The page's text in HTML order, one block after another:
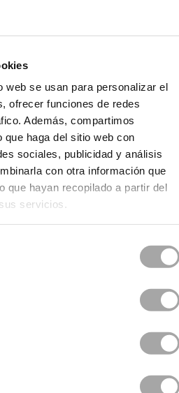
web se usan para personalizar el
ofrecer funciones de redes
Además, compartimos
haga del sitio web con
sociales, publicidad y análisis
con otra información que
que hayan recopilado a partir del
servicios.